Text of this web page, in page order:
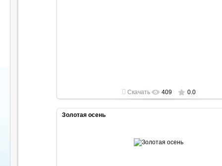
Скачать 409 0.0
Золотая осень